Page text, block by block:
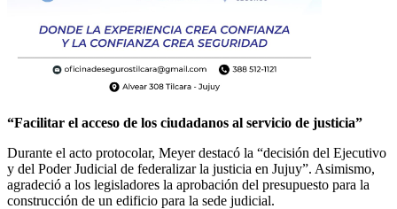
“Facilitar el acceso de los ciudadanos al servicio de justicia”
Durante el acto protocolar, Meyer destacó la “decisión del Ejecutivo
y del Poder Judicial de federalizar la justicia en Jujuy”. Asimismo,
agradeció a los legisladores la aprobación del presupuesto para la
construcción de un edificio para la sede judicial.